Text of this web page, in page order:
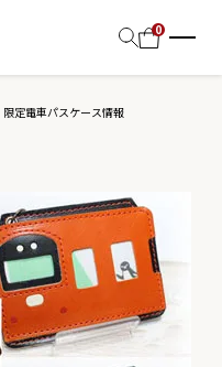
0
定電車パスケース情報